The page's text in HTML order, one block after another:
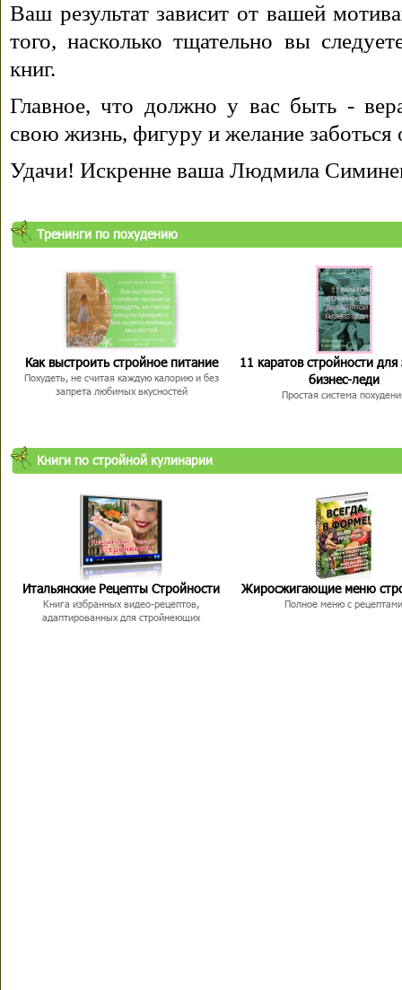
Ваш результат зависит от вашей
того, насколько тщательно вы
книг.
Главное, что должно у вас быть -
свою жизнь, фигуру и желание заботься
Удачи! Искренне ваша Людмила
Тренинги по похудению
Как выстроить стройное питание
Похудеть, не считая каждую калорию и без
запрета любимых вкусностей
11 каратов стройности для
бизнес-леди
Простая система
Книги по стройной кулинарии
Итальянские Рецепты Стройности
Книга избранных видео-рецептов,
адаптированных для стройнеющих
Жиросжигающие меню
Полное меню с рецептами